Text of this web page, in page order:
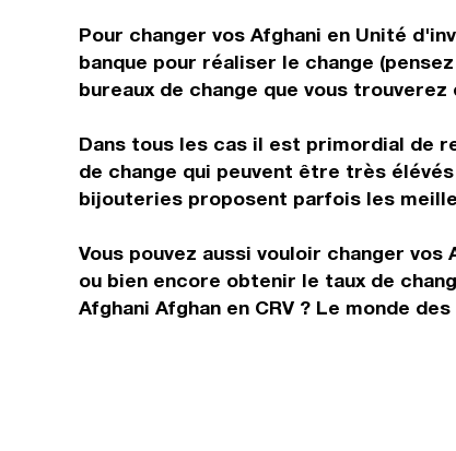
Pour changer vos Afghani en Unité
banque pour réaliser le change
bureaux de change que vous
Dans tous les cas il est primordial de
de change qui peuvent être très
bijouteries proposent parfois les
Vous pouvez aussi vouloir changer
ou bien encore obtenir le taux de
Afghani Afghan en CRV ? Le monde